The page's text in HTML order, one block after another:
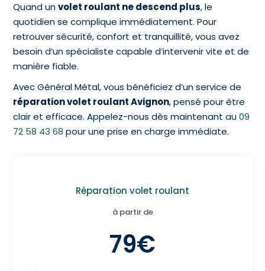
Quand unvolet roulant ne descend plus, le
quotidien se complique immédiatement. Pour
retrouver sécurité, confort et tranquillité, vous avez
besoin d’un spécialiste capable d’intervenir vite et de
manière fiable.
Avec Général Métal, vous bénéficiez d’un service de
réparation volet roulant Avignon, pensé pour être
clair et efficace.Appelez-nous dès maintenant au09
72 58 43 68 pour une prise en charge immédiate.
Réparation volet roulant
à partir de
79€